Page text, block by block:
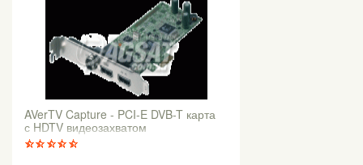
AVerTV Capture - PCI-E DVB-T карта
с HDTV видеозахватом